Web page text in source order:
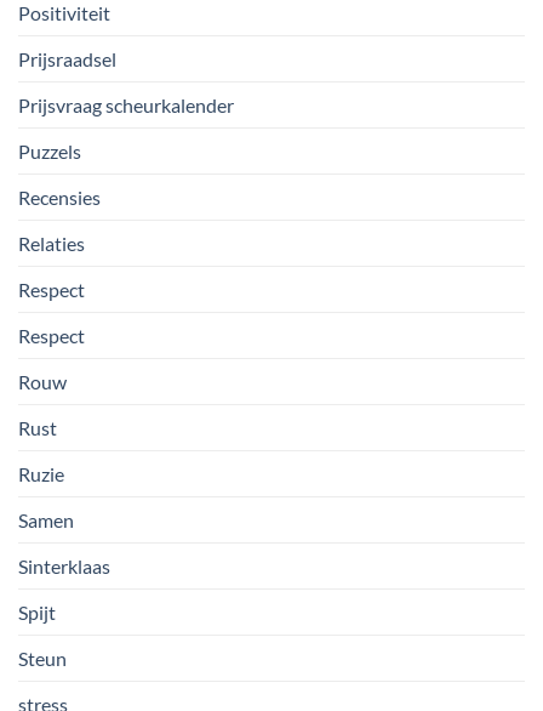
Positiviteit
Prijsraadsel
Prijsvraag scheurkalender
Puzzels
Recensies
Relaties
Respect
Respect
Rouw
Rust
Ruzie
Samen
Sinterklaas
Spijt
Steun
stress